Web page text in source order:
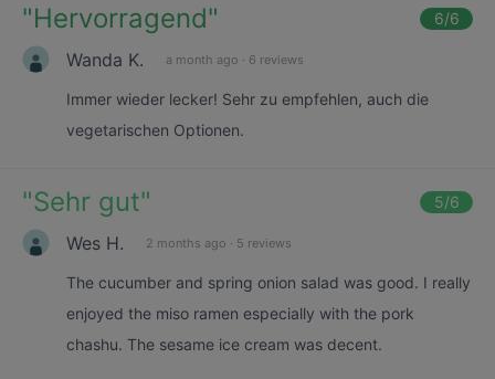
"Hervorragend" 6/6
Wanda K. a month ago · 6 reviews
Immer wieder lecker! Sehr zu empfehlen, auch die
vegetarischen Optionen.
"Sehr gut" 5/6
Wes H. 2 months ago · 5 reviews
The cucumber and spring onion salad was good. I really
enjoyed the miso ramen especially with the pork
chashu. The sesame ice cream was decent.